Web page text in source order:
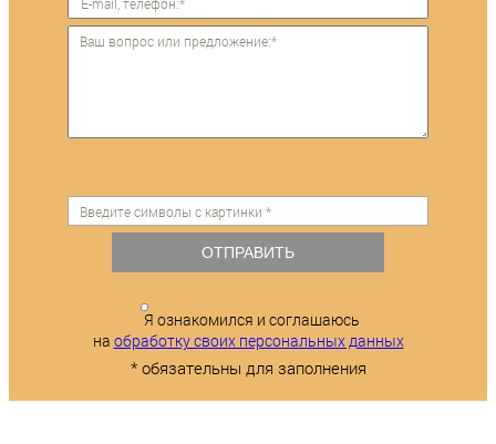
ОТПРАВИТЬ
Я ознакомился и соглашаюсь
на обработку своих персональных данных
* обязательны для заполнения